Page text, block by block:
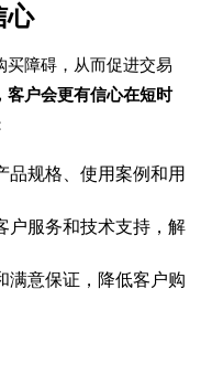
心
买障碍，从而促进交易
客户会更有信心在短时
品规格、使用案例和用
户服务和技术支持，解
满意保证，降低客户购